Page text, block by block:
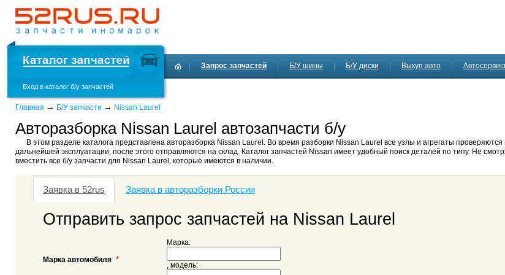
Вход в каталог б/у запчастей
Запрос запчастей Б/У шины Б/У диски Выкуп авто
Главная → Б/У запчасти → Nissan Laurel
Авторазборка Nissan Laurel автозапчасти б/у
В этом разделе каталога представлена авторазборка Nissan Laurel. Во время разборки Nissan Laurel все узлы и агрегаты проверяются
дальнейшей эксплуатации, после этого отправляются на склад. Каталог запчастей Nissan имеет удобный поиск деталей по типу. Не
вместить все б/у запчасти для Nissan Laurel, которые имеются в наличии.
Заявка в 52rus Заявка в авторазборки России
Отправить запрос запчастей на Nissan Laurel
Марка автомобиля *
Марка:
, модель: